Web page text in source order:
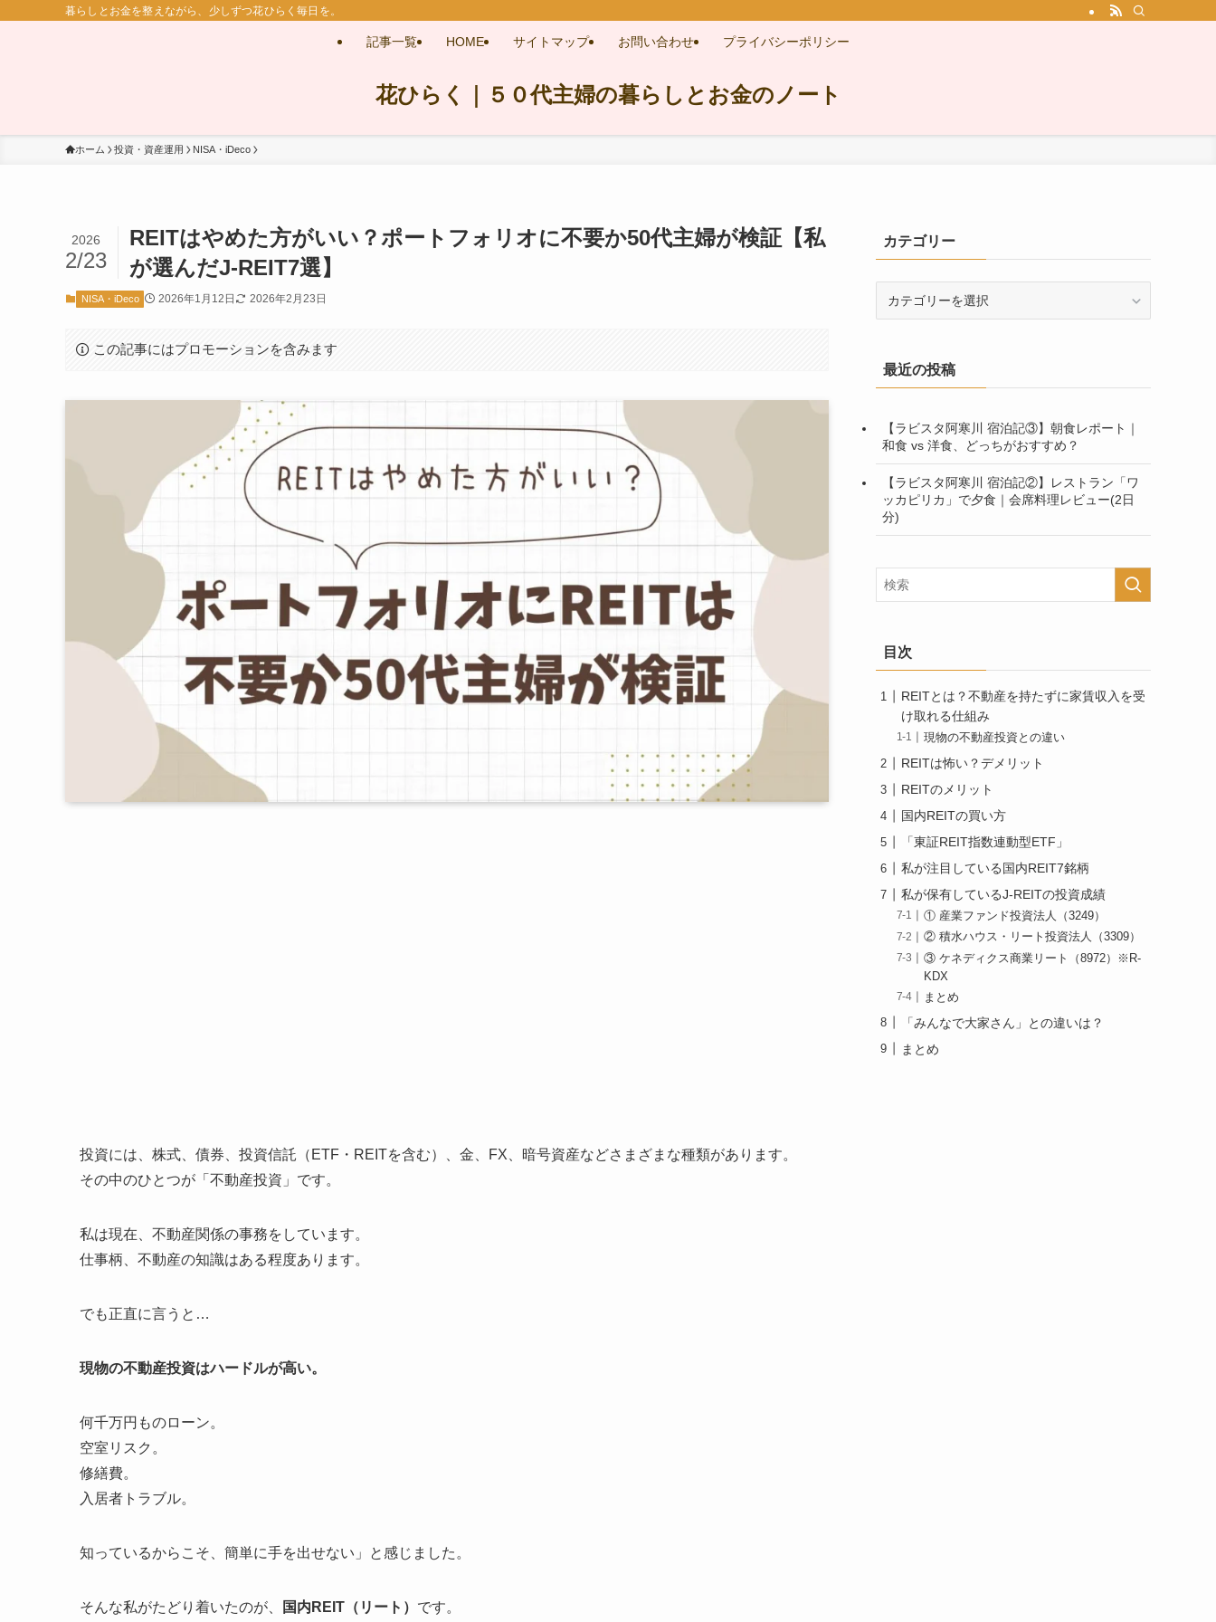
暮らしとお金を整えながら、少しずつ花ひらく毎日を。
花ひらく｜５０代主婦の暮らしとお金のノート
記事一覧 HOME サイトマップ お問い合わせ プライバシーポリシー
ホーム 投資・資産運用 NISA・iDeco
REITはやめた方がいい？ポートフォリオに不要か50代主婦が検証【私
が選んだJ-REIT7選】
2026
2/23
NISA・iDeco 2026年1月12日 2026年2月23日
この記事にはプロモーションを含みます
投資には、株式、債券、投資信託（ETF・REITを含む）、金、FX、暗号資産などさまざまな種類があります。
その中のひとつが「不動産投資」です。
私は現在、不動産関係の事務をしています。
仕事柄、不動産の知識はある程度あります。
でも正直に言うと…
現物の不動産投資はハードルが高い。
何千万円ものローン。
空室リスク。
修繕費。
入居者トラブル。
知っているからこそ、簡単に手を出せない」と感じました。
そんな私がたどり着いたのが、 国内REIT（リート） です。
カテゴリー
ー最近の投稿
【ラビスタ阿寒川 宿泊記③】朝食レポート｜
和食 vs 洋食、どっちがおすすめ？
【ラビスタ阿寒川 宿泊記②】レストラン「ワ
ッカピリカ」で夕食｜会席料理レビュー(2日
分)
目次
REITとは？不動産を持たずに家賃収入を受
け取れる仕組み
現物の不動産投資との違い
REITは怖い？デメリット
REITのメリット
国内REITの買い方
「東証REIT指数連動型ETF」
私が注目している国内REIT7銘柄
私が保有しているJ-REITの投資成績
① 産業ファンド投資法人（3249）
② 積水ハウス・リート投資法人（3309）
③ ケネディクス商業リート（8972）※R-
KDX
まとめ
「みんなで大家さん」との違いは？
まとめ